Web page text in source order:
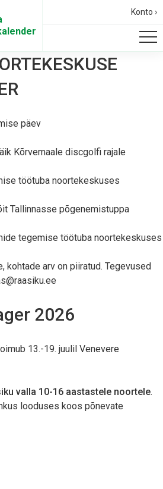
Konto ›
päev
Kõrvemaale discgolfi rajale
töötuba noortekeskuses
Tallinnasse põgenemistuppa
tegemise töötuba noortekeskuses
kohtade arv on piiratud. Tegevused
2026
13.-19. juulil Venevere
valla 10-16 aastastele noortele.
looduses koos põnevate